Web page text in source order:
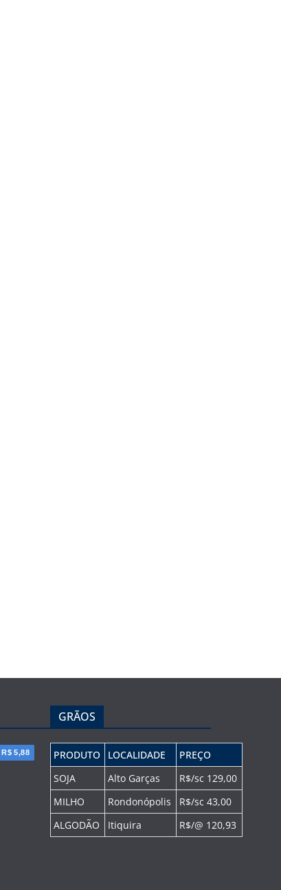
R$ 5,88
GRÃOS
PRODUTO LOCALIDADE
PREÇO
SOJA
Alto Garças
R$/sc 129,00
MILHO
Rondonópolis
R$/sc 43,00
ALGODÃO
Itiquira R$/@ 120,93